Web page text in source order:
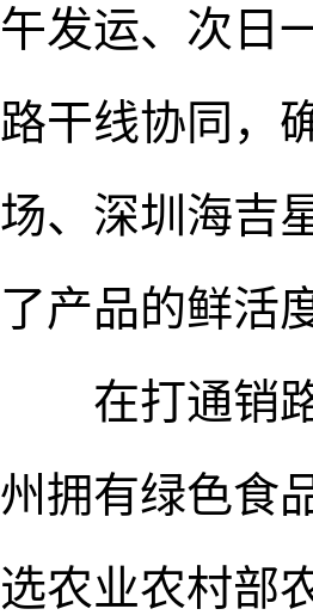
午发运、次日
路干线协同，
场、深圳海吉
了产品的鲜活
在打通销路
州拥有绿色食
选农业农村部